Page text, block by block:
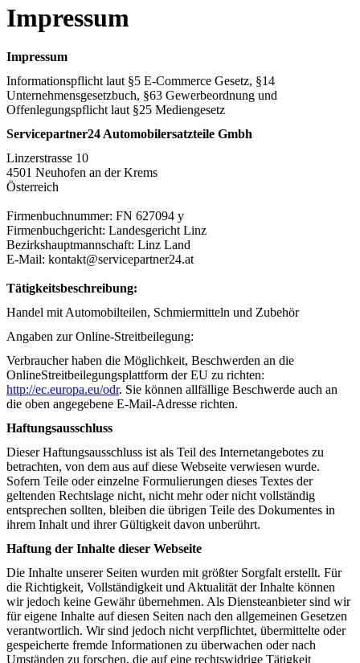
Impressum
Impressum
Informationspflicht laut §5 E-Commerce Gesetz, §14
Unternehmensgesetzbuch, §63 Gewerbeordnung und
Offenlegungspflicht laut §25 Mediengesetz
Servicepartner24 Automobilersatzteile Gmbh
Linzerstrasse 10
4501 Neuhofen an der Krems
Österreich
Firmenbuchnummer: FN 627094 y
Firmenbuchgericht: Landesgericht Linz
Bezirkshauptmannschaft: Linz Land
E-Mail: kontakt@servicepartner24.at
Tätigkeitsbeschreibung:
Handel mit Automobilteilen, Schmiermitteln und Zubehör
Angaben zur Online-Streitbeilegung:
Verbraucher haben die Möglichkeit, Beschwerden an die
OnlineStreitbeilegungsplattform der EU zu richten:
http://ec.europa.eu/odr. Sie können allfällige Beschwerde auch an
die oben angegebene E-Mail-Adresse richten.
Haftungsausschluss
Dieser Haftungsausschluss ist als Teil des Internetangebotes zu
betrachten, von dem aus auf diese Webseite verwiesen wurde.
Sofern Teile oder einzelne Formulierungen dieses Textes der
geltenden Rechtslage nicht, nicht mehr oder nicht vollständig
entsprechen sollten, bleiben die übrigen Teile des Dokumentes in
ihrem Inhalt und ihrer Gültigkeit davon unberührt.
Haftung der Inhalte dieser Webseite
Die Inhalte unserer Seiten wurden mit größter Sorgfalt erstellt. Für
die Richtigkeit, Vollständigkeit und Aktualität der Inhalte können
wir jedoch keine Gewähr übernehmen. Als Diensteanbieter sind wir
für eigene Inhalte auf diesen Seiten nach den allgemeinen Gesetzen
verantwortlich. Wir sind jedoch nicht verpflichtet, übermittelte oder
gespeicherte fremde Informationen zu überwachen oder nach
Umständen zu forschen, die auf eine rechtswidrige Tätigkeit